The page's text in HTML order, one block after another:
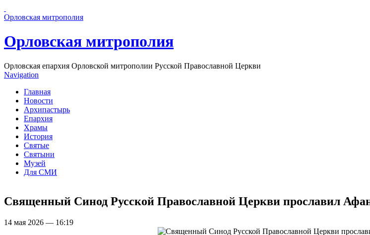
Орловская митрополия
Орловская митрополия
Орловская епархия Орловской митрополии Русской Православной Церкви
Navigation
Главная
Новости
Архипастырь
Епархия
Храмы
История
Святые
Святыни
Музей
Для СМИ
Священный Синод Русской Православной Церкви прославил
14 мая 2026 — 16:19